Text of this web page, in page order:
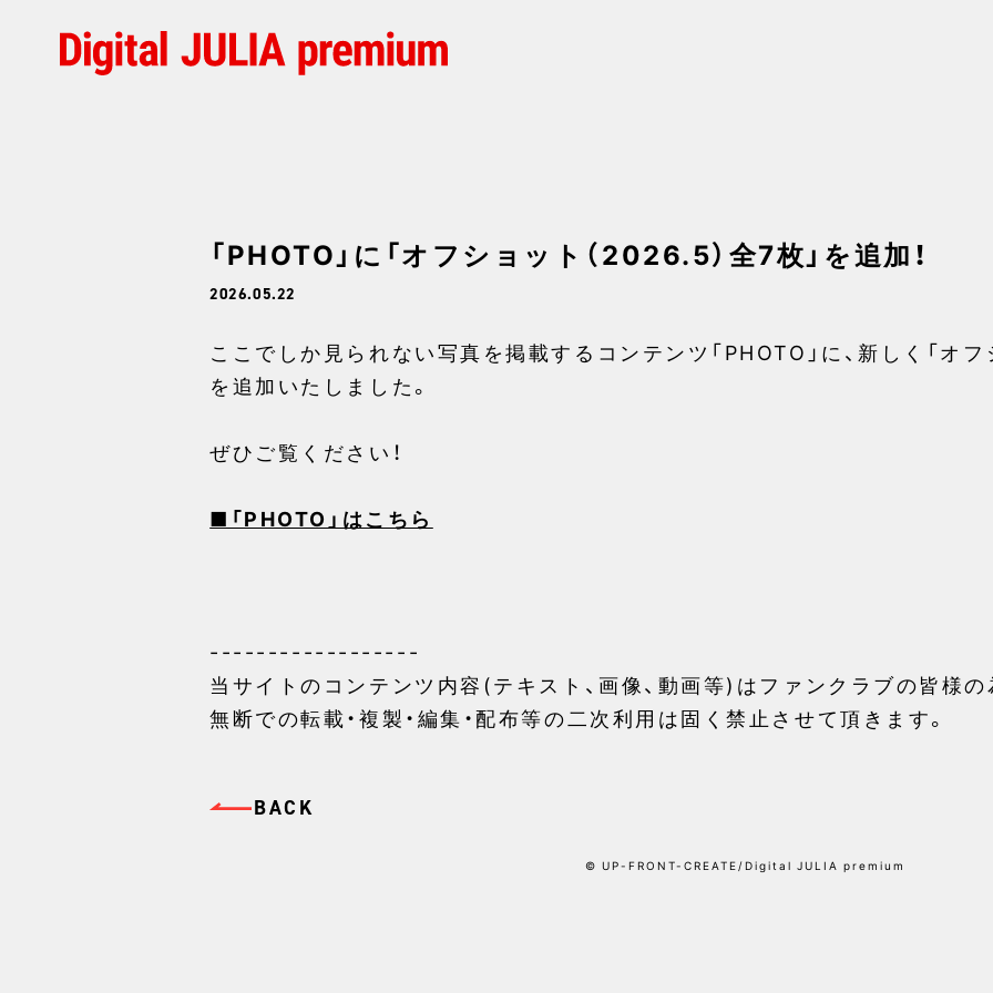
「PHOTO」に「オフショット（2026.5）全7枚」を追加！
2026.05.22
ここでしか見られない写真を掲載するコンテンツ「PHOTO」に、新しく「オフ
を追加いたしました。
ぜひご覧ください！
■「PHOTO」はこちら
------------------
当サイトのコンテンツ内容(テキスト、画像、動画等)はファンクラブの皆様の
無断での転載・複製・編集・配布等の二次利用は固く禁止させて頂きます。
© UP-FRONT-CREATE/Digital JULIA premium